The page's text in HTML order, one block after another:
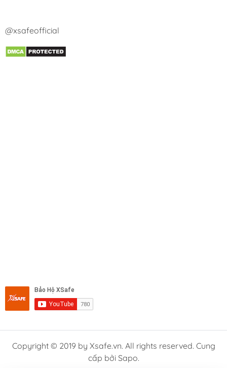
@xsafeofficial
Copyright © 2019 by Xsafe.vn. All rights reserved. Cung
cấp bởi Sapo.